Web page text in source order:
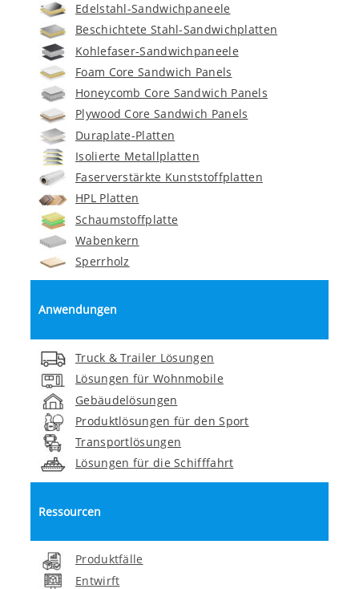
Edelstahl-Sandwichpaneele
Beschichtete Stahl-Sandwichplatten
Kohlefaser-Sandwichpaneele
Foam Core Sandwich Panels
Honeycomb Core Sandwich Panels
Plywood Core Sandwich Panels
Duraplate-Platten
Isolierte Metallplatten
Faserverstärkte Kunststoffplatten
HPL Platten
Schaumstoffplatte
Wabenkern
Sperrholz
Anwendungen
Truck & Trailer Lösungen
Lösungen für Wohnmobile
Gebäudelösungen
Produktlösungen für den Sport
Transportlösungen
Lösungen für die Schifffahrt
Ressourcen
Produktfälle
Entwirft